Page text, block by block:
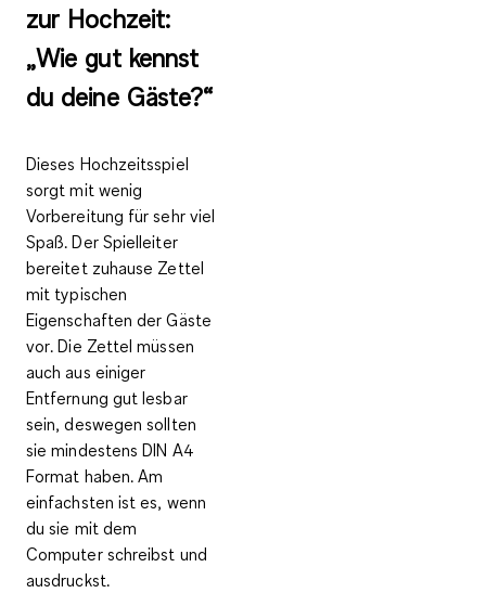
zur Hochzeit:
„Wie gut kennst
du deine Gäste?“
Dieses Hochzeitsspiel
sorgt mit wenig
Vorbereitung für sehr viel
Spaß. Der Spielleiter
bereitet zuhause Zettel
mit typischen
Eigenschaften der Gäste
vor. Die Zettel müssen
auch aus einiger
Entfernung gut lesbar
sein, deswegen sollten
siemindestens DIN A4
Format haben. Am
einfachsten ist es, wenn
du sie mit dem
Computer schreibst und
ausdruckst.